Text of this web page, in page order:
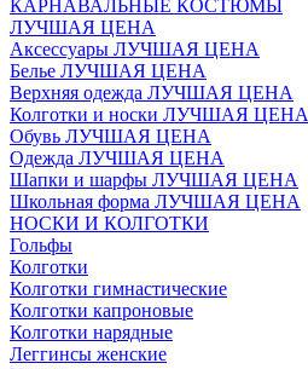
КАРНАВАЛЬНЫЕ КОСТЮМЫ
ЛУЧШАЯ ЦЕНА
Аксессуары ЛУЧШАЯ ЦЕНА
Белье ЛУЧШАЯ ЦЕНА
Верхняя одежда ЛУЧШАЯ ЦЕНА
Колготки и носки ЛУЧШАЯ ЦЕНА
Обувь ЛУЧШАЯ ЦЕНА
Одежда ЛУЧШАЯ ЦЕНА
Шапки и шарфы ЛУЧШАЯ ЦЕНА
Школьная форма ЛУЧШАЯ ЦЕНА
НОСКИ И КОЛГОТКИ
Гольфы
Колготки
Колготки гимнастические
Колготки капроновые
Колготки нарядные
Леггинсы женские